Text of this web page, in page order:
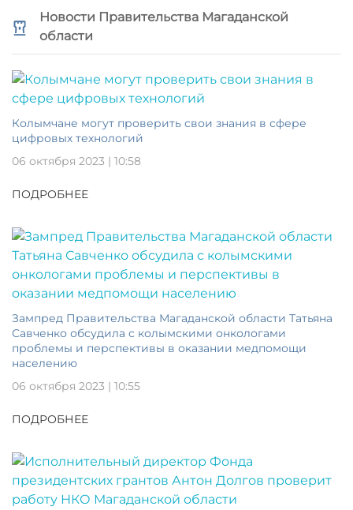
Новости Правительства Магаданской
области
Колымчане могут проверить свои знания в сфере
цифровых технологий
06 октября 2023 | 10:58
ПОДРОБНЕЕ
Зампред Правительства Магаданской области Татьяна
Савченко обсудила с колымскими онкологами
проблемы и перспективы в оказании медпомощи
населению
06 октября 2023 | 10:55
ПОДРОБНЕЕ